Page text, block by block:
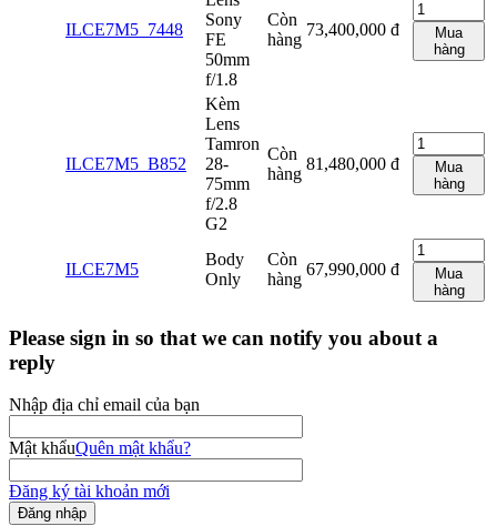
ILCE7M5_7448
Sony
FE
50mm
f/1.8
Còn
hàng
73,400,000 đ
Mua
hàng
ILCE7M5_B852
Kèm
Lens
Tamron
28-
75mm
f/2.8
G2
Còn
hàng
81,480,000 đ
Mua
hàng
ILCE7M5
Body
Only
Còn
hàng
67,990,000 đ
Mua
hàng
Please sign in so that we can notify you about a
reply
Nhập địa chỉ email của bạn
Mật khẩuQuên mật khẩu?
Đăng ký tài khoản mới
Đăng nhập